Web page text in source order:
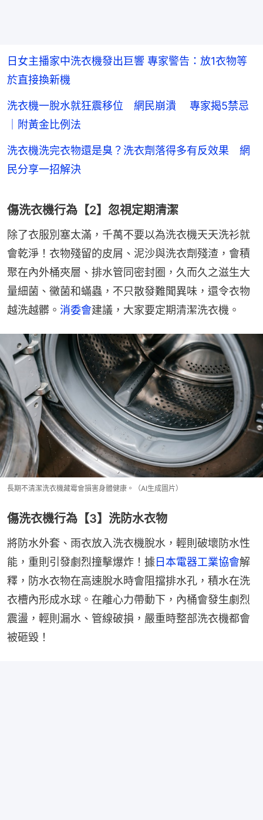
日女主播家中洗衣機發出巨響 專家警告：放1衣物等
於直接換新機
洗衣機一脫水就狂震移位 網民崩潰 專家揭5禁忌
｜附黃金比例法
洗衣機洗完衣物還是臭？洗衣劑落得多有反效果 網
民分享一招解決
傷洗衣機行為【2】忽視定期清潔
除了衣服別塞太滿，千萬不要以為洗衣機天天洗衫就
會乾淨！衣物殘留的皮屑、泥沙與洗衣劑殘渣，會積
聚在內外桶夾層、排水管同密封圈，久而久之滋生大
量細菌、黴菌和蟎蟲，不只散發難聞異味，還令衣物
越洗越髒。 消委會建議，大家要定期清潔洗衣機。
長期不清潔洗衣機藏霉會損害身體健康。（AI生成圖片）
傷洗衣機行為【3】洗防水衣物
將防水外套、雨衣放入洗衣機脫水，輕則破壞防水性
能，重則引發劇烈撞擊爆炸！據 日本電器工業協會解
釋，防水衣物在高速脫水時會阻擋排水孔，積水在洗
衣槽內形成水球。在離心力帶動下，內桶會發生劇烈
震盪，輕則漏水、管線破損，嚴重時整部洗衣機都會
被砸毀！